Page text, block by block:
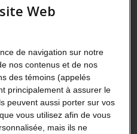
d’une
sont fermées,
Web
de navigation sur notre
nos contenus et de nos
des témoins (appelés
principalement à assurer le
peuvent aussi porter sur vos
vous utilisez afin de vous
mais ils ne